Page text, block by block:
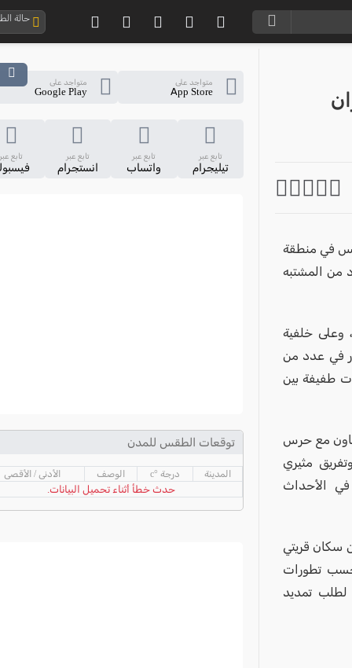
حالة
في منطقة
من المشتبه
وعلى خلفية
في عدد من
طفيفة بين
مع حرس
مثيري
الأحداث
تم اعتقال 4 مشتبه بهم من سكان قريتي
وبحسب تطورات
لطلب تمديد
متواجد على
App Store
متواجد على
Google Play
تابع عبر
تيليجرام
تابع عبر
واتساب
تابع عبر
انستجرام
تابع عبر
توقعات الطقس للمدن
المدينة درجة °c الوصف الأدنى / الأقصى
حدث خطأ أثناء تحميل البيانات.